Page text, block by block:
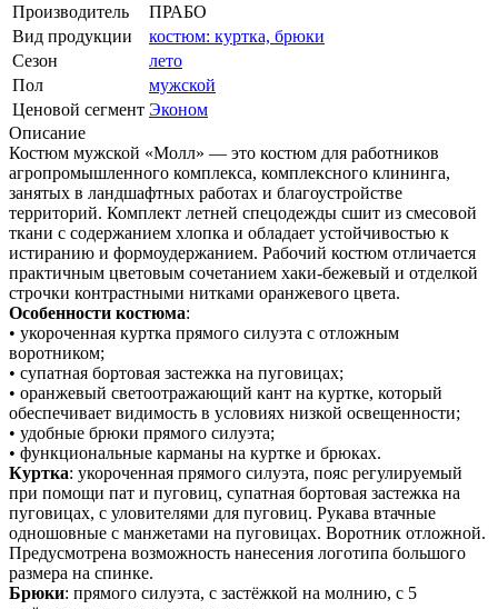
Производитель
ПРАБО
Вид продукции
костюм: куртка, брюки
Сезон
лето
Пол
мужской
Ценовой сегмент Эконом
Описание
Костюм мужской «Молл» — это костюм для работников
агропромышленного комплекса, комплексного клининга,
занятых в ландшафтных работах и благоустройстве
территорий. Комплект летней спецодежды сшит из смесовой
ткани с содержанием хлопка и обладает устойчивостью к
истиранию и формоудержанием. Рабочий костюм отличается
практичным цветовым сочетанием хаки-бежевый и отделкой
строчки контрастными нитками оранжевого цвета.
Особенности костюма:
• укороченная куртка прямого силуэта с отложным
воротником;
• супатная бортовая застежка на пуговицах;
• оранжевый светоотражающий кант на куртке, который
обеспечивает видимость в условиях низкой освещенности;
• удобные брюки прямого силуэта;
• функциональные карманы на куртке и брюках.
Куртка: укороченная прямого силуэта, пояс регулируемый
при помощи пат и пуговиц, супатная бортовая застежка на
пуговицах, с уловителями для пуговиц. Рукава втачные
одношовные с манжетами на пуговицах. Воротник отложной.
Предусмотрена возможность нанесения логотипа большого
размера на спинке.
Брюки: прямого силуэта, с застёжкой на молнию, с 5